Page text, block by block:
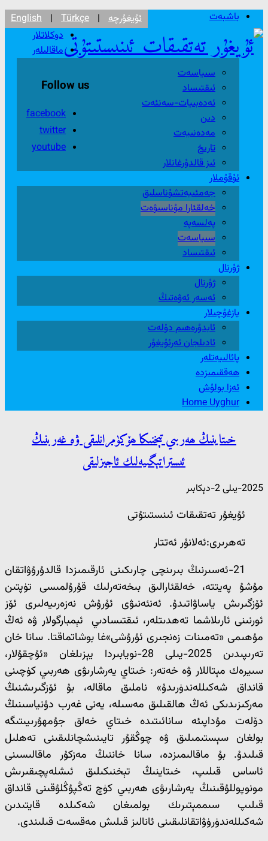
ئۇيغۇرچە |
English | Türkçe
Follow us
facebook
twitter
youtube
باشبەت
دوكلاتلار
ماقالىلەر
سىياسەت
ئىقتىساد
ئەدەبىيات-سەنئەت
دىن
مەدەنىيەت
تارىخ
ئىز قالدۇرغانلار
ئۇقۇملار
جەمئىيەتشۇناسلىق
خەلقئارا مۇناسىۋەت
پەلسەپە
سىياسەت
ئىقتىساد
ژۇرنال
ژۇرنال
ئەسەر ئەۋەتىڭ
يازغۇچىلار
ئابدۇرەھىم دۆلەت
ئادىلجان ئەرئۇيغۇر
پائالىيەتلەر
ھەققىمىزدە
ئەزا بولۇش
Home Uyghur
خىتاينىڭ ھەربىي تېخنىكا ھۆكۈمرانلىقى ۋە غەربنىڭ
ئىستراتېگىيەلىك ئاجىزلىقى
2025-يىلى 2-دېكابىر
ئۇيغۇر تەتقىقات ئىنستىتۇتى
تەھرىرى:ئەلانۇر ئەتتار
21-ئەسىرنىڭ بىرىنچى چارىكىنى ئارقىمىزدا قالدۇرۇۋاتقان
مۇشۇ پەيتتە، خەلقئارالىق بىخەتەرلىك قۇرۇلمىسى تۈپتىن
ئۆزگىرىش ياساۋاتىدۇ. ئەنئەنىۋى ئۇرۇش نەزەرىيەلىرى ئۆز
ئورنىنى ئارىلاشما تەھدىتلەر، ئىقتىسادىي ئېمبارگولار ۋە ئەڭ
مۇھىمى «تەمىنات زەنجىرى ئۇرۇشى»غا بوشاتماقتا. سانا خان
تەرىپىدىن 2025-يىلى 28-نويابىردا يېزىلغان «ئۇچقۇلار،
سىيرەك مېتاللار ۋە خەتەر: خىتاي يەرشارىۋى ھەربىي كۈچىنى
قانداق شەكىللەندۈرىدۇ» ناملىق ماقالە، بۇ ئۆزگىرىشنىڭ
مەركىزىدىكى ئەڭ ھالقىلىق مەسىلە، يەنى غەرب دۇنياسىنىڭ
دۆلەت مۇداپىئە سانائىتىدە خىتاي خەلق جۇمھۇرىيىتىگە
بولغان سېستىمىلىق ۋە چوڭقۇر تايىنىشچانلىقىنى تەھلىل
قىلىدۇ. بۇ ماقالىمىزدە، سانا خاننىڭ مەزكۇر ماقالىسىنى
ئاساس قىلىپ، خىتاينىڭ تېخنىكىلىق ئىشلەپچىقىرىش
مونوپوللۇقىنىڭ يەرشارىۋى ھەربىي كۈچ تەڭپۇڭلۇقىنى قانداق
قىلىپ سىممېتىرىك بولمىغان شەكىلدە قايتىدىن
شەكىللەندۈرۈۋاتقانلىقىنى ئانالىز قىلىش مەقسەت قىلىندى.